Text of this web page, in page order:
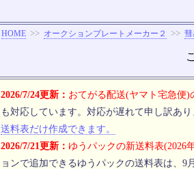
HOME >> オークションプレートメーカー２ >> 彗
2026/7/24更新： おてがる配送(ヤマト宅急便)
も対応しています。対応が遅れて申し訳あ
送料表だけ作成できます。
2026/7/21更新： ゆうパックの新送料表(2026
ョンで追加できるゆうパックの送料表は、9